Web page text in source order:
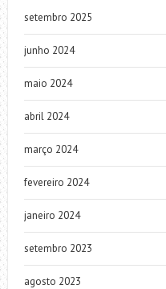
setembro 2025
junho 2024
maio 2024
abril 2024
março 2024
fevereiro 2024
janeiro 2024
setembro 2023
agosto 2023